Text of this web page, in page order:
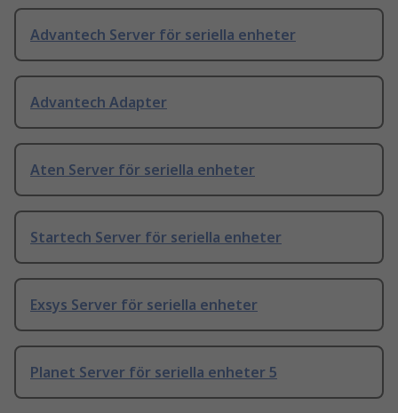
Advantech Server för seriella enheter
Advantech Adapter
Aten Server för seriella enheter
Startech Server för seriella enheter
Exsys Server för seriella enheter
Planet Server för seriella enheter 5